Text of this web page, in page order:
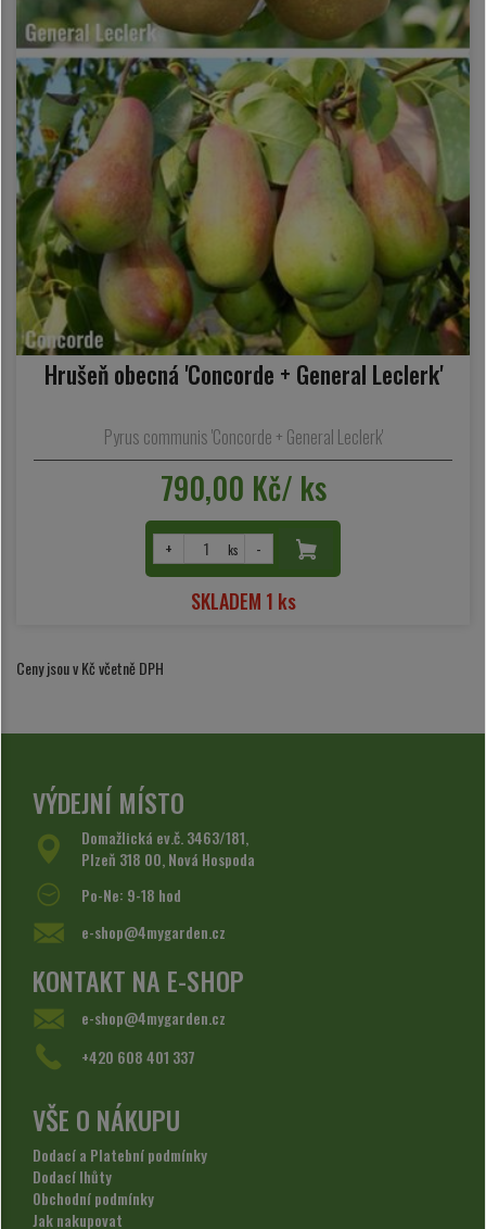
Hrušeň obecná 'Concorde + General Leclerk'
Pyrus communis 'Concorde + General Leclerk'
790,00 Kč/ ks
+ ks -
SKLADEM 1 ks
Ceny jsou v Kč včetně DPH
VÝDEJNÍ MÍSTO
Domažlická ev.č. 3463/181,
Plzeň 318 00, Nová Hospoda
Po-Ne: 9-18 hod
e-shop@4mygarden.cz
KONTAKT NA E-SHOP
e-shop@4mygarden.cz
+420 608 401 337
VŠE O NÁKUPU
Dodací a Platební podmínky
Dodací lhůty
Obchodní podmínky
Jak nakupovat